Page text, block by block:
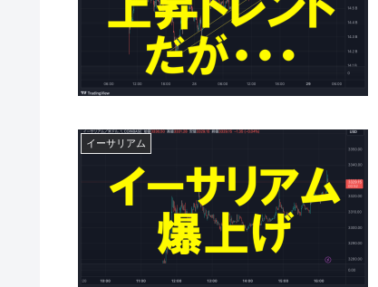
イーサリアム